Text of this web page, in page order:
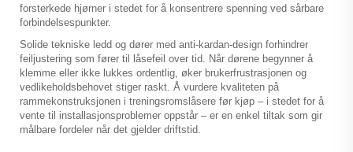
forsterkede hjørner i stedet for å konsentrere spenning ved sårbare
forbindelsespunkter.
Solide tekniske ledd og dører med anti-kardan-design forhindrer
feiljustering som fører til låsefeil over tid. Når dørene begynner å
klemme eller ikke lukkes ordentlig, øker brukerfrustrasjonen og
vedlikeholdsbehovet stiger raskt. Å vurdere kvaliteten på
rammekonstruksjonen i treningsromslåsere før kjøp – i stedet for å
vente til installasjonsproblemer oppstår – er en enkel tiltak som gir
målbare fordeler når det gjelder driftstid.